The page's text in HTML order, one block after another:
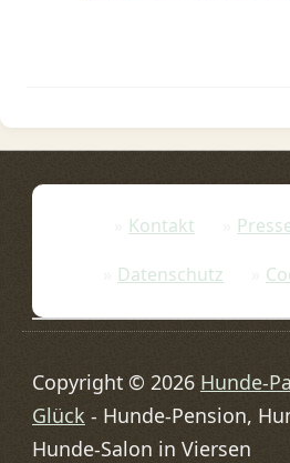
Kontakt
Datenschutz
Copyright © 2026 Hunde-
Glück - Hunde-Pension,
Hunde-Salon in Viersen